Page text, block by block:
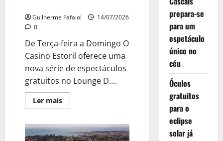
Guilherme Fafaiol
14/07/2026
0
De Terça-feira a Domingo O
Casino Estoril oferece uma
nova série de espectáculos
gratuitos no Lounge D....
Ler maisLeia
mais
de
Verão
prepara-se
para um
espetáculo
único no
céu
Óculos
gratuitos
para o
eclipse
solar já